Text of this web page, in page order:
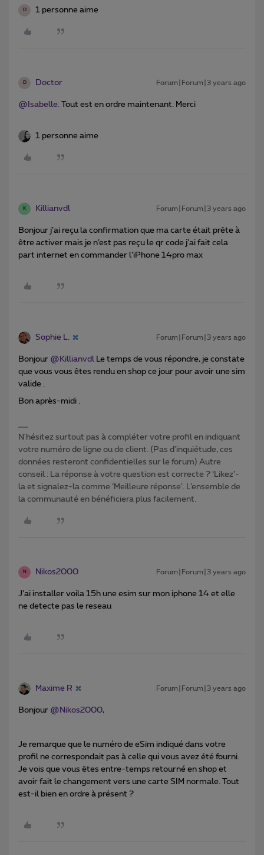
D 1 personne aime
D Doctor Forum|Forum|3 years ago
@Isabelle. Tout est en ordre maintenant. Merci
1 personne aime
K Killianvdl Forum|Forum|3 years ago
Bonjour j’ai reçu la confirmation que ma carte était prête à
être activer mais je n’est pas reçu le qr code j’ai fait cela
part internet en commander l’iPhone 14pro max
Sophie L. Forum|Forum|3 years ago
Bonjour @Killianvdl Le temps de vous répondre, je constate
que vous vous êtes rendu en shop ce jour pour avoir une sim
valide .
Bon après-midi .
N'hésitez surtout pas à compléter votre profil en indiquant
votre numéro de ligne ou de client. (Pas d'inquiétude, ces
données resteront confidentielles sur le forum) Autre
conseil : La réponse à votre question est correcte ? ‘Likez’-
la et signalez-la comme ‘Meilleure réponse’. L’ensemble de
la communauté en bénéficiera plus facilement.
N Nikos2000 Forum|Forum|3 years ago
J’ai installer voila 15h une esim sur mon iphone 14 et elle
ne detecte pas le reseau
Maxime R Forum|Forum|3 years ago
Bonjour @Nikos2000,
Je remarque que le numéro de eSim indiqué dans votre
profil ne correspondait pas à celle qui vous avez été fourni.
Je vois que vous êtes entre-temps retourné en shop et
avoir fait le changement vers une carte SIM normale. Tout
est-il bien en ordre à présent ?